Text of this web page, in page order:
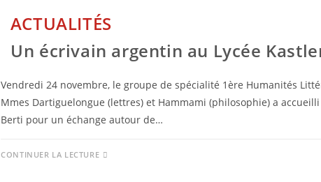
ACTUALITÉS
Un écrivain argentin au Lycée
Vendredi 24 novembre, le groupe de spécialité 1ère Humanités
Mmes Dartiguelongue (lettres) et Hammami (philosophie) a
Berti pour un échange autour de…
CONTINUER LA LECTURE